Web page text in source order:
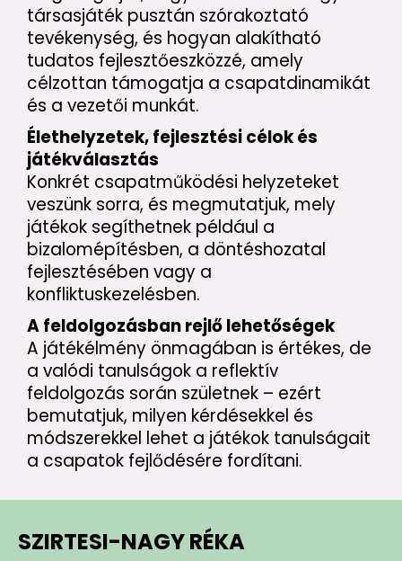
társasjáték pusztán szórakoztató
tevékenység, és hogyan alakítható
tudatos fejlesztőeszközzé, amely
célzottan támogatja a csapatdinamikát
és a vezetői munkát.
Élethelyzetek, fejlesztési célok és
játékválasztás
Konkrét csapatműködési helyzeteket
veszünk sorra, és megmutatjuk, mely
játékok segíthetnek például a
bizalomépítésben, a döntéshozatal
fejlesztésében vagy a
konfliktuskezelésben.
A feldolgozásban rejlő lehetőségek
A játékélmény önmagában is értékes, de
a valódi tanulságok a reflektív
feldolgozás során születnek – ezért
bemutatjuk, milyen kérdésekkel és
módszerekkel lehet a játékok tanulságait
a csapatok fejlődésére fordítani.
SZIRTESI-NAGY RÉKA